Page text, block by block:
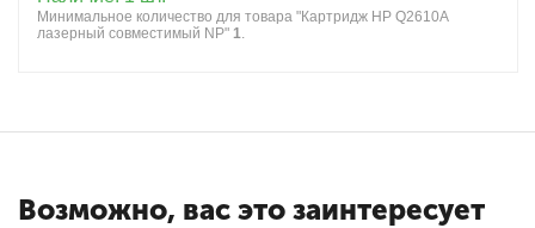
Минимальное количество для товара "Картридж HP Q2610A
лазерный совместимый NP" 1.
Возможно, вас это заинтересует